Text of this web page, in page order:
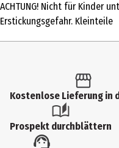
Produkttyp
Artikelnummer des
Hersteller
ACHTUNG! Nicht für Kinder
Erstickungsgefahr. Kleinteile
Kostenlose Lieferung in
Prospekt durchblättern